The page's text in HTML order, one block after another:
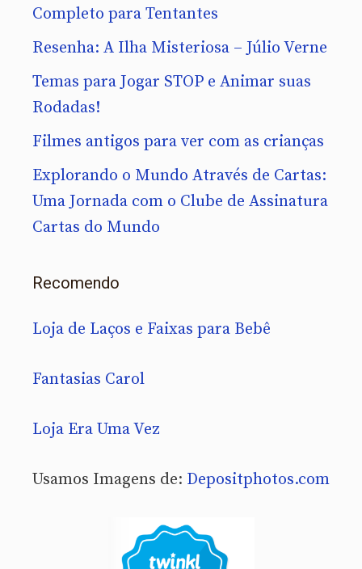
Completo para Tentantes
Resenha: A Ilha Misteriosa – Júlio Verne
Temas para Jogar STOP e Animar suas
Rodadas!
Filmes antigos para ver com as crianças
Explorando o Mundo Através de Cartas:
Uma Jornada com o Clube de Assinatura
Cartas do Mundo
Recomendo
Loja de Laços e Faixas para Bebê
Fantasias Carol
Loja Era Uma Vez
Usamos Imagens de: Depositphotos.com